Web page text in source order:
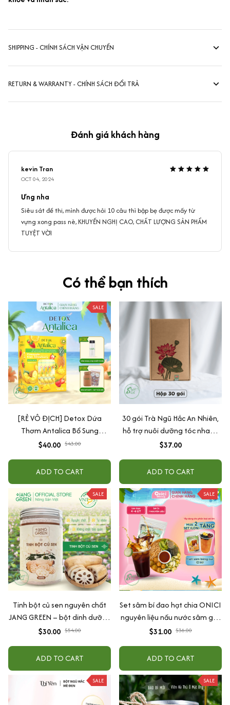
SHIPPING - CHÍNH SÁCH VẬN CHUYỂN
RETURN & WARRANTY - CHÍNH SÁCH ĐỔI TRẢ
Đánh giá khách hàng
kevin Tran
OCT 04, 2024
Ưng nha
Siêu sát đề thi, mình được hỏi 10 câu thì bập bẹ được mấy từ
vựng xong pass nè, KHUYẾN NGHỊ CAO, CHẤT LƯỢNG SẢN PHẨM
TUYỆT VỜI
Có thể bạn thích
SALE
[RẺ VÔ ĐỊCH] Detox Dứa
Thơm Antalica Bổ Sung
Glutathione Và VitaminC,
KÈM Bình giữ nhiệt + trà thảo
$40.00 $43.00
ADD TO CART
30 gói Trà Ngũ Hắc An Nhiên,
hỗ trợ nuôi dưỡng tóc nhanh
khoẻ, đen tóc, tóc rụng
lạnh
$37.00
ADD TO CART
SALE
Tinh bột củ sen nguyên chất
JANG GREEN – bột dinh dưỡng
nhà làm 100% từ củ sen tươi
$30.00 $54.00
ADD TO CART
SALE
Set sâm bí đao hạt chia ONICI
nguyên liệu nấu nước sâm giải
nhiệt
$31.00 $36.00
ADD TO CART
SALE SALE